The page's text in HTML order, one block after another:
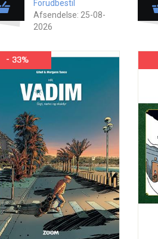
Forudbestil
Afsendelse: 25-08-
2026
- 33%